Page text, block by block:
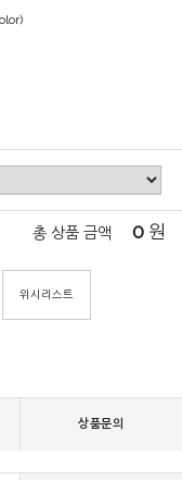
총 상품 금액 0 원
위시리스트
상품문의